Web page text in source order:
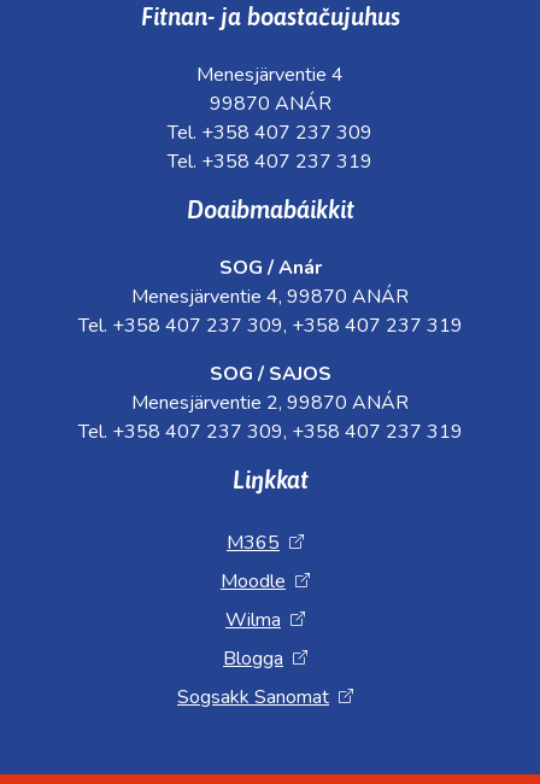
Fitnan- ja boastačujuhus
Menesjärventie 4
99870 ANÁR
Tel. +358 407 237 309
Tel. +358 407 237 319
Doaibmabáikkit
SOG / Anár
Menesjärventie 4, 99870 ANÁR
Tel. +358 407 237 309, +358 407 237 319
SOG / SAJOS
Menesjärventie 2, 99870 ANÁR
Tel. +358 407 237 309, +358 407 237 319
Liŋkkat
M365
Moodle
Wilma
Blogga
Sogsakk Sanomat